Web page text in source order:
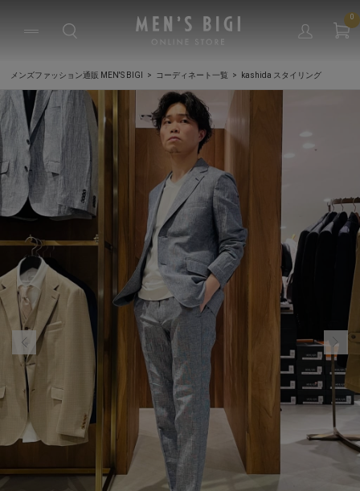
0
メンズファッション通販 MEN'S BIGI コーディネート一覧 kashida スタイリング